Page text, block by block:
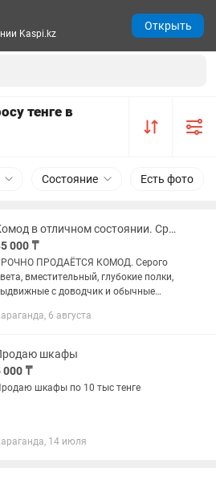
тенге в
Состояние Есть фото
Комод в отличном состоянии. Срочно
000 ₸
ПРОДАЁТСЯ КОМОД. Серого
вместительный, глубокие полки,
с доводчик и обычные
отличное. Цена 50 000
6 августа
шкафы
000 ₸
шкафы по 10 тыс тенге
14 июля
Kaspi.kz
Открыть